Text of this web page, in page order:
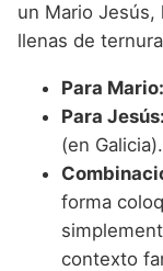
un Mario Jesús,
llenas de
Para Mario:
Para Jesús:
(en Galicia).
forma
contexto